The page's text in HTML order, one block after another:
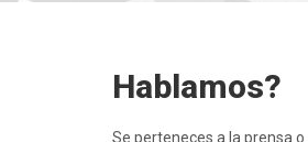
Hablamos?
Se perteneces a la prensa